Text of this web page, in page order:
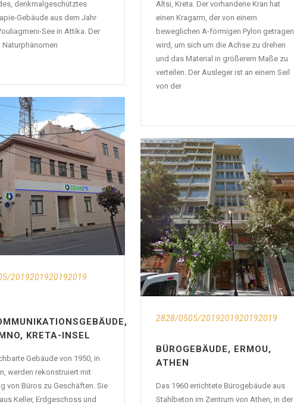
denkmalgeschütztes
Gebäude aus dem Jahr
See in Attika. Der
Naturphänomen
Altsi, Kreta. Der vorhandene Kran hat
einen Kragarm, der von einem
beweglichen A-förmigen Pylon getragen
wird, um sich um die Achse zu drehen
und das Material in größerem Maße zu
verteilen. Der Ausleger ist an einem Seil
von der
2019201920192019
KRETA-INSEL
Gebäude von 1950, in
werden rekonstruiert mit
von Büros zu Geschäften. Sie
Keller, Erdgeschoss und
2828/0505/2019201920192019
BÜROGEBÄUDE, ERMOU,
ATHEN
Das 1960 errichtete Bürogebäude aus
Stahlbeton im Zentrum von Athen, in der